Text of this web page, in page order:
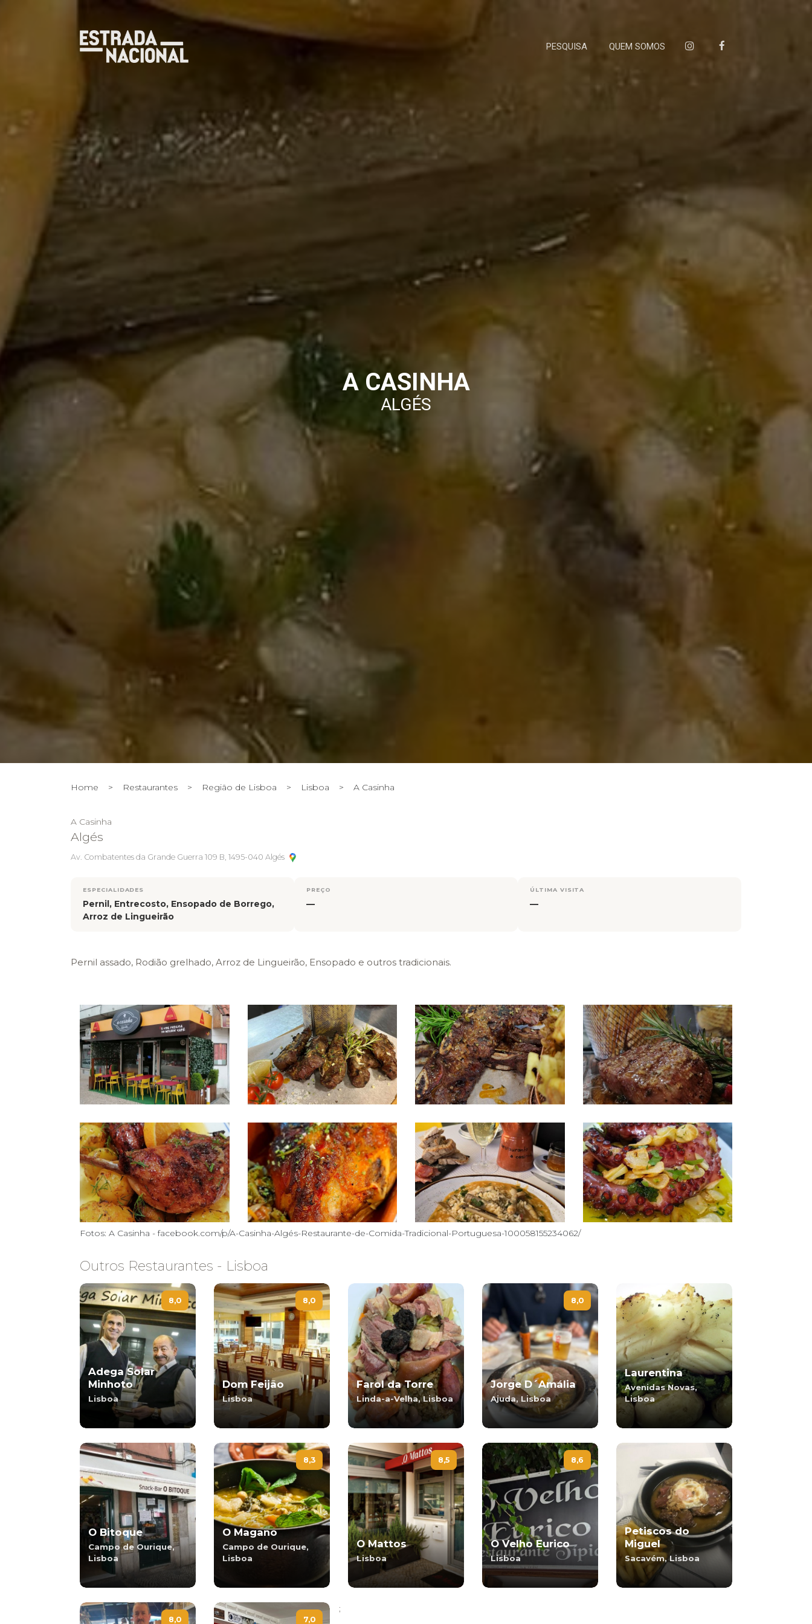
PESQUISA QUEM SOMOS
A CASINHA
ALGÉS
Home > Restaurantes > Região de Lisboa > Lisboa > A Casinha
A Casinha
Algés
Av. Combatentes da Grande Guerra 109 B, 1495-040 Algés
ESPECIALIDADES
Pernil, Entrecosto, Ensopado de Borrego,
Arroz de Lingueirão
PREÇO
—
ÚLTIMA VISITA
—
Pernil assado, Rodião grelhado, Arroz de Lingueirão, Ensopado e outros tradicionais.
Fotos: A Casinha - facebook.com/p/A-Casinha-Algés-Restaurante-de-Comida-Tradicional-Portuguesa-100058155234062/
Outros Restaurantes - Lisboa
8,0
Adega Solar
Minhoto
Lisboa
8,0
Dom Feijão
Lisboa
Farol da Torre
Linda-a-Velha, Lisboa
8,0
Jorge D´Amália
Ajuda, Lisboa
Laurentina
Avenidas Novas,
Lisboa
O Bitoque
Campo de Ourique,
Lisboa
8,3
O Magano
Campo de Ourique,
Lisboa
8,5
O Mattos
Lisboa
8,6
O Velho Eurico
Lisboa
Petiscos do
Miguel
Sacavém, Lisboa
8,0 7,0
;